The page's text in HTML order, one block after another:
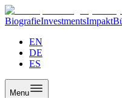
BiografieInvestmentsImpakt
EN
DE
ES
Menu